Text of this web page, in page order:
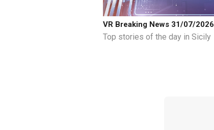
VR Breaking News 31/07/2026
Top stories of the day in Sicily